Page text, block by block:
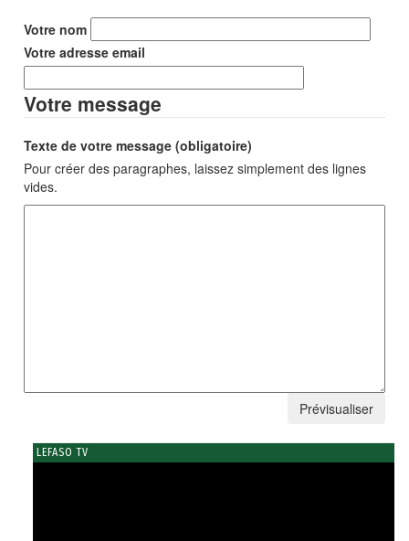
Votre nom
Votre adresse email
Votre message
Texte de votre message (obligatoire)
Pour créer des paragraphes, laissez simplement des lignes
vides.
LEFASO TV